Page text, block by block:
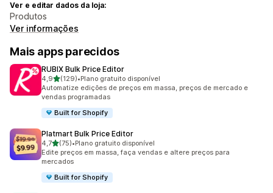
Ver e editar dados da loja:
Produtos
Ver informações
Mais apps parecidos
RUBIX Bulk Price Editor
4,9de 5 estrelas
(129)
129 avaliações ao todo
•Plano gratuito disponível
Automatize edições de preços em massa, preços de mercado e
vendas programadas
Built for Shopify
Platmart Bulk Price Editor
4,7de 5 estrelas
(75)
75 avaliações ao todo
•Plano gratuito disponível
Edite preços em massa, faça vendas e altere preços para
mercados
Built for Shopify